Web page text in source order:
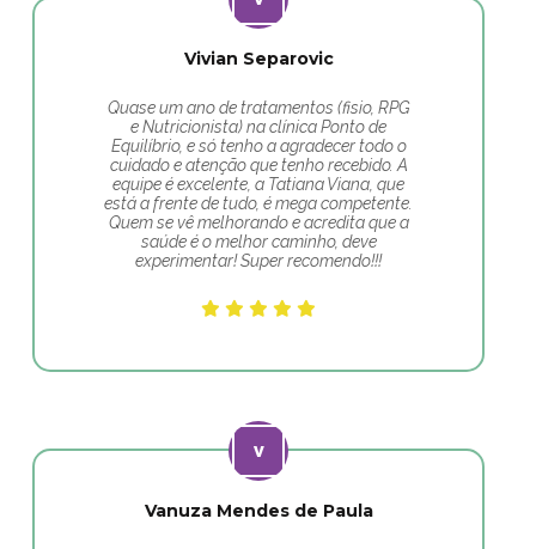
Vivian Separovic
Quase um ano de tratamentos (fisio, RPG
e Nutricionista) na clínica Ponto de
Equilíbrio, e só tenho a agradecer todo o
cuidado e atenção que tenho recebido. A
equipe é excelente, a Tatiana Viana, que
está a frente de tudo, é mega competente.
Quem se vê melhorando e acredita que a
saúde é o melhor caminho, deve
experimentar! Super recomendo!!!
Vanuza Mendes de Paula